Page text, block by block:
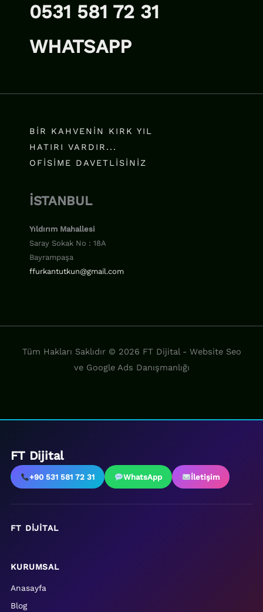
0531 581 72 31
WHATSAPP
BIR KAHVENIN KIRK YIL
HATIRI VARDIR...
OFISIME DAVETLISINIZ
İSTANBUL
Yıldırım Mahallesi
Saray Sokak No : 18A
Bayrampaşa
ffurkantutkun@gmail.com
Tüm Hakları Saklıdır © 2026 FT Dijital - Website Seo
ve Google Ads Danışmanlığı
FT Dijital
+90 531 581 72 31 WhatsApp İletişim
FT DIJITAL
KURUMSAL
Anasayfa
Blog